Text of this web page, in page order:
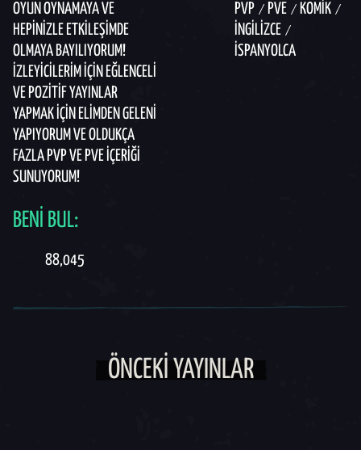
OYUN OYNAMAYA VE
HEPINIZLE ETKILEŞIMDE
OLMAYA BAYILIYORUM!
İZLEYICILERIM IÇIN EĞLENCELI
VE POZITIF YAYINLAR
YAPMAK IÇIN ELIMDEN GELENI
YAPIYORUM VE OLDUKÇA
FAZLA PVP VE PVE IÇERIĞI
SUNUYORUM!
BENI BUL:
88,045
PVP PVE
KOMIK
İNGILIZCE
İSPANYOLCA
ÖNCEKI YAYINLAR